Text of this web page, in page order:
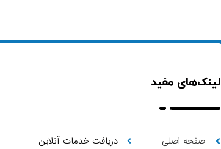
لینک‌های مفید
صفحه اصلی دریافت خدمات آنلاین